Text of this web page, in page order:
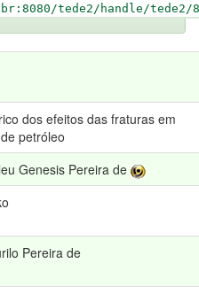
tede2/handle/tede2/
dos efeitos das fraturas em
petróleo
Genesis Pereira de
Pereira de